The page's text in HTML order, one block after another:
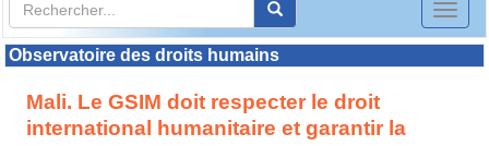
Toggle
Observatoire des droits humains
Mali. Le GSIM doit respecter le droit
international humanitaire et garantir la